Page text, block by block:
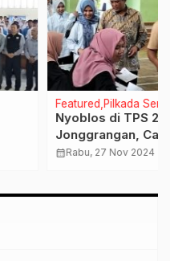
Pilkada Serentak
Nyoblos di TPS 2 Desa
Jonggrangan, Cabup
Yoga Hardaya : Masih
Rabu, 27 Nov 2024